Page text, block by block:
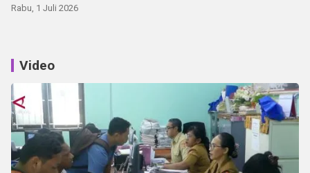
Rabu, 1 Juli 2026
Video